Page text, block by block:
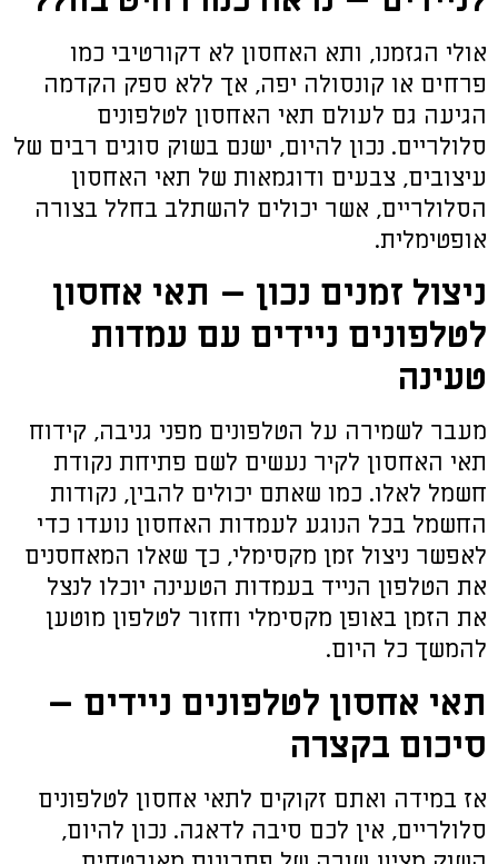
אולי הגזמנו, ותא האחסון לא דקורטיבי כמו
פרחים או קונסולה יפה, אך ללא ספק הקדמה
הגיעה גם לעולם תאי האחסון לטלפונים
סלולריים. נכון להיום, ישנם בשוק סוגים רבים של
עיצובים, צבעים ודוגמאות של תאי האחסון
הסלולריים, אשר יכולים להשתלב בחלל בצורה
אופטימלית.
ניצול זמנים נכון – תאי אחסון
לטלפונים ניידים עם עמדות
טעינה
מעבר לשמירה על הטלפונים מפני גניבה, קידוח
תאי האחסון לקיר נעשים לשם פתיחת נקודת
חשמל לאלו. כמו שאתם יכולים להבין, נקודות
החשמל בכל הנוגע לעמדות האחסון נועדו כדי
לאפשר ניצול זמן מקסימלי, כך שאלו המאחסנים
את הטלפון הנייד בעמדות הטעינה יוכלו לנצל
את הזמן באופן מקסימלי וחזור לטלפון מוטען
להמשך כל היום.
תאי אחסון לטלפונים ניידים –
סיכום בקצרה
אז במידה ואתם זקוקים לתאי אחסון לטלפונים
סלולריים, אין לכם סיבה לדאגה. נכון להיום,